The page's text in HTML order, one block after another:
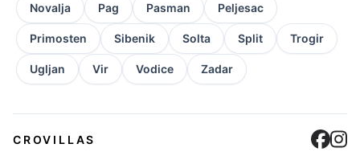
Novalja Pag Pasman Peljesac
Primosten Sibenik Solta Split Trogir
Ugljan Vir Vodice Zadar
CROVILLAS